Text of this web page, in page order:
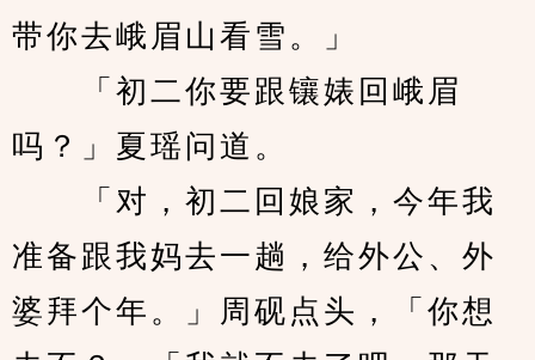
带你去峨眉山看雪。」
「初二你要跟镶婊回峨眉
吗？」夏瑶问道。
「对，初二回娘家，今年我
准备跟我妈去一趟，给外公、外
婆拜个年。」周砚点头，「你想